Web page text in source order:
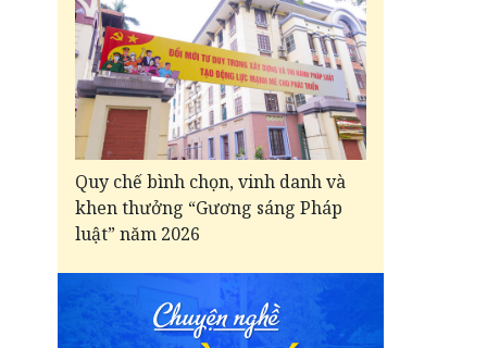
Quy chế bình chọn, vinh danh và
khen thưởng “Gương sáng Pháp
luật” năm 2026